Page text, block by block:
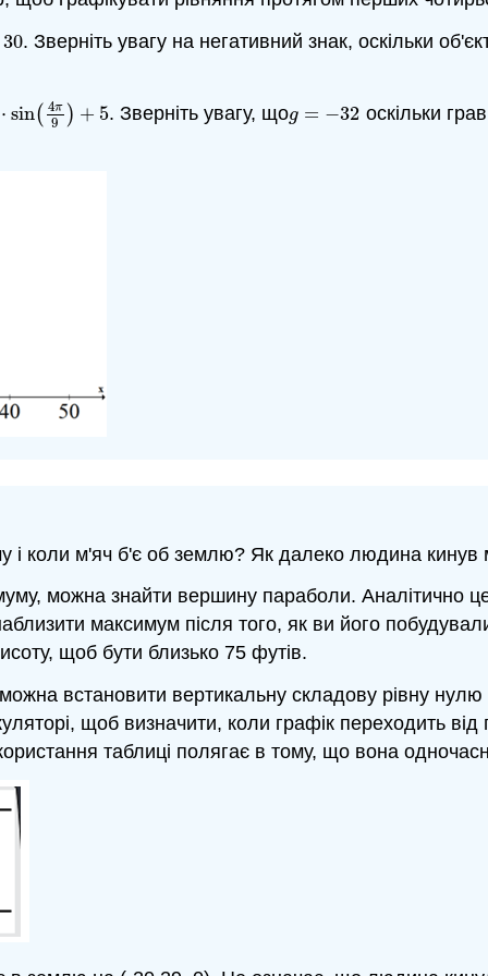
30. Зверніть увагу на негативний знак, оскільки
⋅ sin( 4π
9 ) + 5
π9)+ 5 . Зверніть увагу, щоg = −32
g =− 32 оскільки
і коли м'яч б'є об землю? Як далеко людина кинув
можна знайти вершину параболи. Аналітично
максимум після того, як ви його
щоб бути близько 75 футів.
встановити вертикальну складову рівну нулю
щоб визначити, коли графік переходить
таблиці полягає в тому, що вона